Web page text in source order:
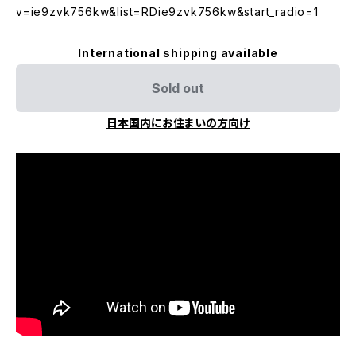
v=ie9zvk756kw&list=RDie9zvk756kw&start_radio=1
International shipping available
Sold out
日本国内にお住まいの方向け